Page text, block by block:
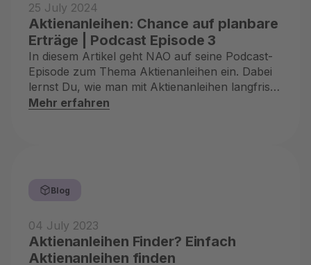
25 July 2024
Aktienanleihen: Chance auf planbare
Erträge | Podcast Episode 3
In diesem Artikel geht NAO auf seine Podcast-
Episode zum Thema Aktienanleihen ein. Dabei
lernst Du, wie man mit Aktienanleihen langfristig
planbar Geld verdient.
Mehr erfahren
Blog
04 July 2023
Aktienanleihen Finder? Einfach
Aktienanleihen finden